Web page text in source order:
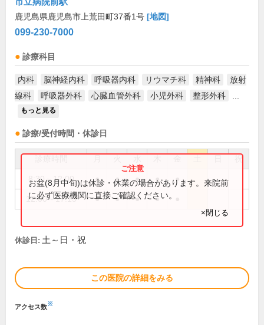
鹿児島県鹿児島市上荒田町37番1号 [地図]
099-230-7000
診療科目
内科 脳神経内科 呼吸器内科 リウマチ科 精神科
放射
線科
呼吸器外科 心臓血管外科 小児外科 整形外科
もっと見る
診療/受付時間・休診日
祝
8:30～12:00 ● ● ● ● ●
12:00～17:15 ● ● ● ●
お盆(8月中旬)は休診・休業の場合があります。来院前
に必ず医療機関に直接ご確認ください。
×閉じる
休診日: 土～日・祝
この医院の詳細をみる
アクセス数※